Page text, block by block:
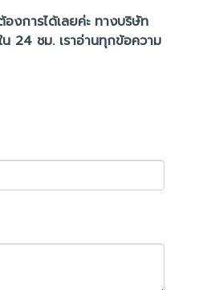
การได้เลยค่ะ ทางบริษัท
น 24 ชม. เราอ่านทุกข้อความ